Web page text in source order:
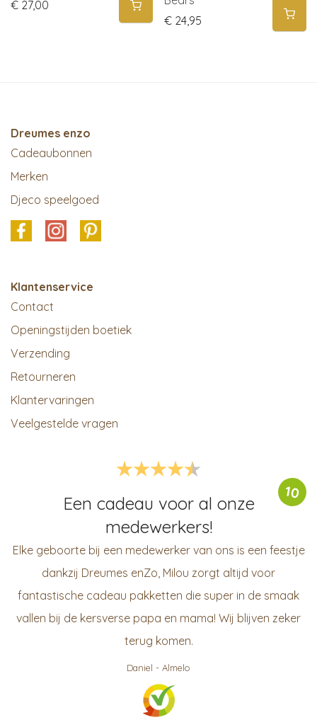
€ 27,00
€ 24,95
Dreumes enzo
Cadeaubonnen
Merken
Djeco speelgoed
Klantenservice
Contact
Openingstijden boetiek
Verzending
Retourneren
Klantervaringen
Veelgestelde vragen
10
Een cadeau voor al onze
medewerkers!
Elke geboorte bij een medewerker van ons is een feestje
dankzij Dreumes enZo, Milou zorgt altijd voor
fantastische cadeau pakketten die super in de smaak
vallen bij de kersverse papa en mama! Wij blijven zeker
terug komen.
Daniel - Almelo